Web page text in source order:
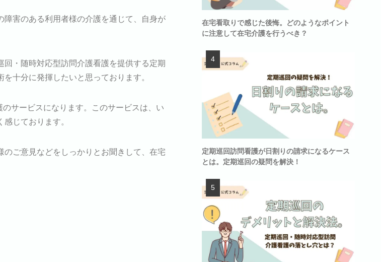
害のある利用者様の介護を通じて、自身が
・随時対応型訪問介護看護を提供する定期
十分に発揮したいと思っております。
サービスになります。このサービスは、い
じております。
ご意見などをしっかりとお聞きして、在宅
在宅看取りで感じた後悔。どのようなポイント
に注意して在宅介護を行うべき？
定期巡回訪問看護が日割りの請求になるケース
とは。定期巡回の疑問を解決！